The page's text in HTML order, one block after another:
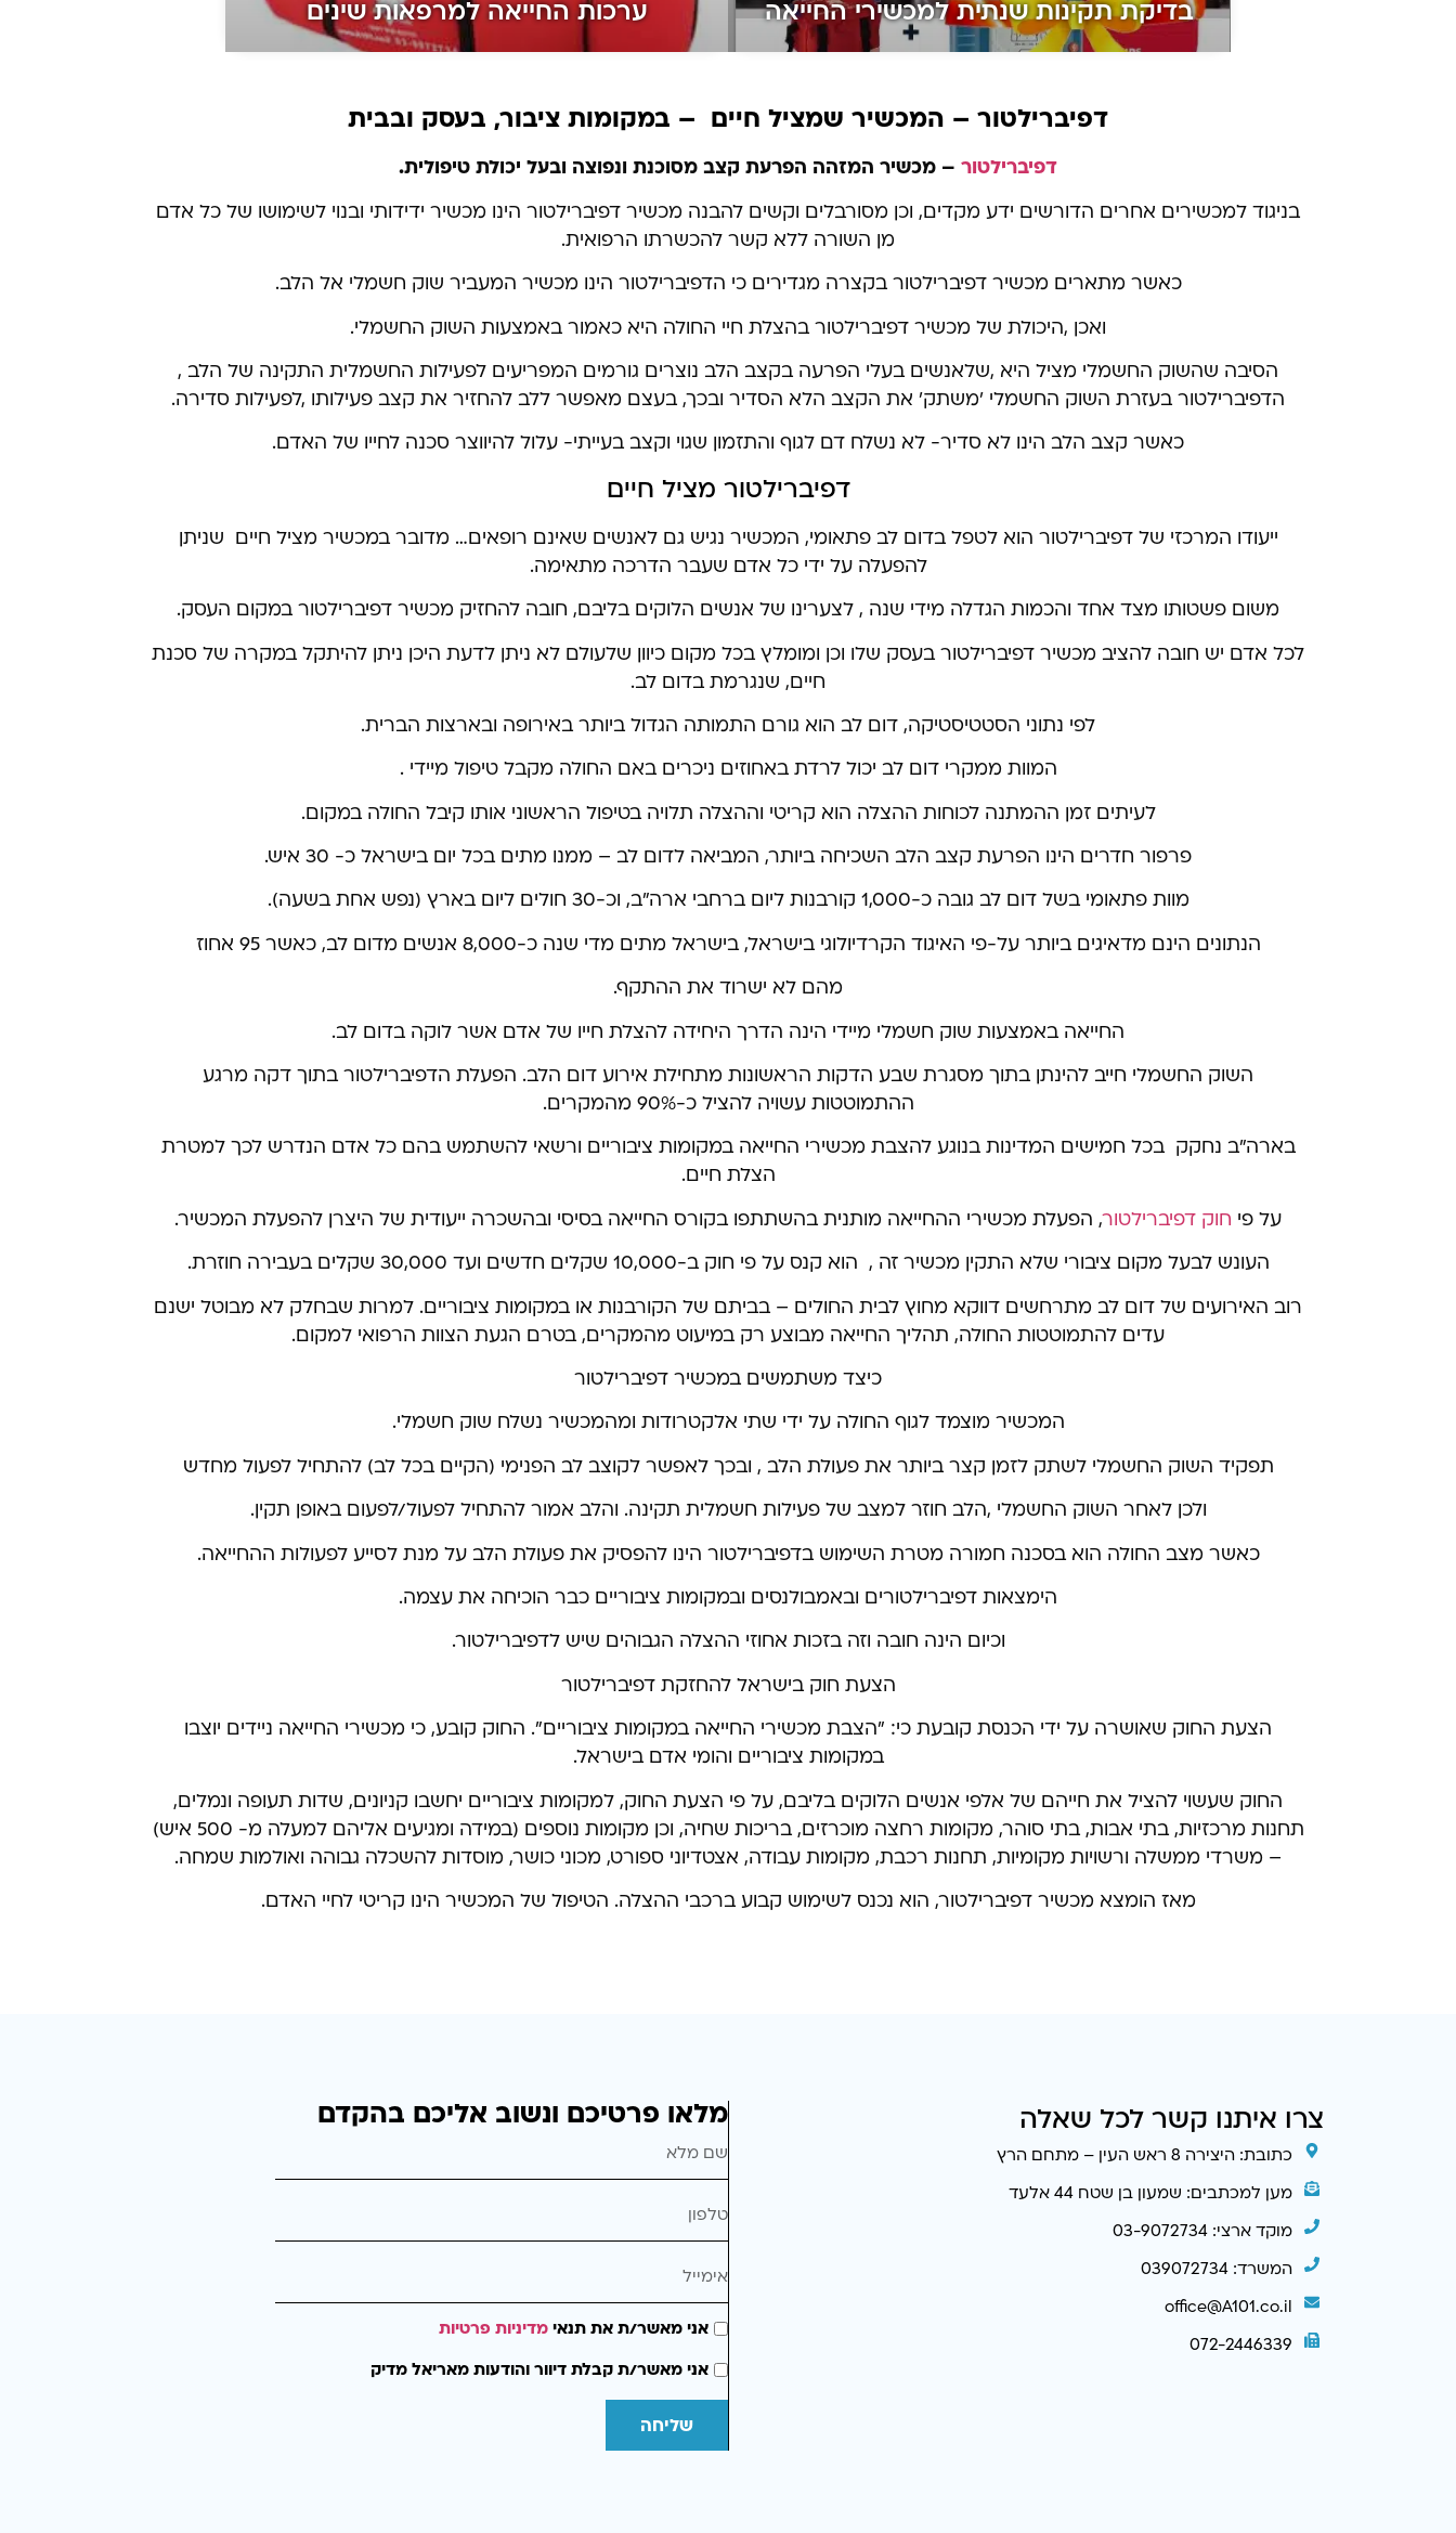
בדיקת תקינות שנתית למכשירי החייאה ערכות החייאה למרפאות שינים
דפיברילטור – המכשיר שמציל חיים – במקומות ציבור, בעסק ובבית
דפיברילטור – מכשיר המזהה הפרעת קצב מסוכנת ונפוצה ובעל יכולת טיפולית.
בניגוד למכשירים אחרים הדורשים ידע מקדים, וכן מסורבלים וקשים להבנה מכשיר דפיברילטור הינו מכשיר ידידותי ובנוי לשימושו של כל אדם
מן השורה ללא קשר להכשרתו הרפואית.
כאשר מתארים מכשיר דפיברילטור בקצרה מגדירים כי הדפיברילטור הינו מכשיר המעביר שוק חשמלי אל הלב.
ואכן ,היכולת של מכשיר דפיברילטור בהצלת חיי החולה היא כאמור באמצעות השוק החשמלי.
הסיבה שהשוק החשמלי מציל היא ,שלאנשים בעלי הפרעה בקצב הלב נוצרים גורמים המפריעים לפעילות החשמלית התקינה של הלב ,
הדפיברילטור בעזרת השוק החשמלי 'משתק' את הקצב הלא הסדיר ובכך, בעצם מאפשר ללב להחזיר את קצב פעילותו ,לפעילות סדירה.
כאשר קצב הלב הינו לא סדיר- לא נשלח דם לגוף והתזמון שגוי וקצב בעייתי- עלול להיווצר סכנה לחייו של האדם.
דפיברילטור מציל חיים
ייעודו המרכזי של דפיברילטור הוא לטפל בדום לב פתאומי, המכשיר נגיש גם לאנשים שאינם רופאים… מדובר במכשיר מציל חיים שניתן
להפעלה על ידי כל אדם שעבר הדרכה מתאימה.
משום פשטותו מצד אחד והכמות הגדלה מידי שנה , לצערינו של אנשים הלוקים בליבם, חובה להחזיק מכשיר דפיברילטור במקום העסק.
לכל אדם יש חובה להציב מכשיר דפיברילטור בעסק שלו וכן ומומלץ בכל מקום כיוון שלעולם לא ניתן לדעת היכן ניתן להיתקל במקרה של סכנת
חיים, שנגרמת בדום לב.
לפי נתוני הסטטיסטיקה, דום לב הוא גורם התמותה הגדול ביותר באירופה ובארצות הברית.
המוות ממקרי דום לב יכול לרדת באחוזים ניכרים באם החולה מקבל טיפול מיידי .
לעיתים זמן ההמתנה לכוחות ההצלה הוא קריטי וההצלה תלויה בטיפול הראשוני אותו קיבל החולה במקום.
פרפור חדרים הינו הפרעת קצב הלב השכיחה ביותר, המביאה לדום לב – ממנו מתים בכל יום בישראל כ- 30 איש.
מוות פתאומי בשל דום לב גובה כ-1,000 קורבנות ליום ברחבי ארה"ב, וכ-30 חולים ליום בארץ (נפש אחת בשעה).
הנתונים הינם מדאיגים ביותר על-פי האיגוד הקרדיולוגי בישראל, בישראל מתים מדי שנה כ-8,000 אנשים מדום לב, כאשר 95 אחוז
מהם לא ישרוד את ההתקף.
החייאה באמצעות שוק חשמלי מיידי הינה הדרך היחידה להצלת חייו של אדם אשר לוקה בדום לב.
השוק החשמלי חייב להינתן בתוך מסגרת שבע הדקות הראשונות מתחילת אירוע דום הלב. הפעלת הדפיברילטור בתוך דקה מרגע
ההתמוטטות עשויה להציל כ-90% מהמקרים.
בארה”ב נחקק בכל חמישים המדינות בנוגע להצבת מכשירי החייאה במקומות ציבוריים ורשאי להשתמש בהם כל אדם הנדרש לכך למטרת
הצלת חיים.
על פי חוק דפיברילטור, הפעלת מכשירי ההחייאה מותנית בהשתתפו בקורס החייאה בסיסי ובהשכרה ייעודית של היצרן להפעלת המכשיר.
העונש לבעל מקום ציבורי שלא התקין מכשיר זה , הוא קנס על פי חוק ב-10,000 שקלים חדשים ועד 30,000 שקלים בעבירה חוזרת.
רוב האירועים של דום לב מתרחשים דווקא מחוץ לבית החולים – בביתם של הקורבנות או במקומות ציבוריים. למרות שבחלק לא מבוטל ישנם
עדים להתמוטטות החולה, תהליך החייאה מבוצע רק במיעוט מהמקרים, בטרם הגעת הצוות הרפואי למקום.
כיצד משתמשים במכשיר דפיברילטור
המכשיר מוצמד לגוף החולה על ידי שתי אלקטרודות ומהמכשיר נשלח שוק חשמלי.
תפקיד השוק החשמלי לשתק לזמן קצר ביותר את פעולת הלב , ובכך לאפשר לקוצב לב הפנימי (הקיים בכל לב) להתחיל לפעול מחדש
ולכן לאחר השוק החשמלי ,הלב חוזר למצב של פעילות חשמלית תקינה. והלב אמור להתחיל לפעול/לפעום באופן תקין.
כאשר מצב החולה הוא בסכנה חמורה מטרת השימוש בדפיברילטור הינו להפסיק את פעולת הלב על מנת לסייע לפעולות ההחייאה.
הימצאות דפיברילטורים ובאמבולנסים ובמקומות ציבוריים כבר הוכיחה את עצמה.
וכיום הינה חובה וזה בזכות אחוזי ההצלה הגבוהים שיש לדפיברילטור.
הצעת חוק בישראל להחזקת דפיברילטור
הצעת החוק שאושרה על ידי הכנסת קובעת כי: "הצבת מכשירי החייאה במקומות ציבוריים". החוק קובע, כי מכשירי החייאה ניידים יוצבו
במקומות ציבוריים והומי אדם בישראל.
החוק שעשוי להציל את חייהם של אלפי אנשים הלוקים בליבם, על פי הצעת החוק, למקומות ציבוריים יחשבו קניונים, שדות תעופה ונמלים,
תחנות מרכזיות, בתי אבות, בתי סוהר, מקומות רחצה מוכרזים, בריכות שחיה, וכן מקומות נוספים (במידה ומגיעים אליהם למעלה מ- 500 איש)
– משרדי ממשלה ורשויות מקומיות, תחנות רכבת, מקומות עבודה, אצטדיוני ספורט, מכוני כושר, מוסדות להשכלה גבוהה ואולמות שמחה.
מאז הומצא מכשיר דפיברילטור, הוא נכנס לשימוש קבוע ברכבי ההצלה. הטיפול של המכשיר הינו קריטי לחיי האדם.
צרו איתנו קשר לכל שאלה
כתובת: היצירה 8 ראש העין – מתחם הרץ
מען למכתבים: שמעון בן שטח 44 אלעד
מוקד ארצי: 03-9072734
המשרד: 039072734
office@A101.co.il
072-2446339
מלאו פרטיכם ונשוב אליכם בהקדם
אני מאשר/ת את תנאי מדיניות פרטיות
אני מאשר/ת קבלת דיוור והודעות מאריאל מדיק
שליחה